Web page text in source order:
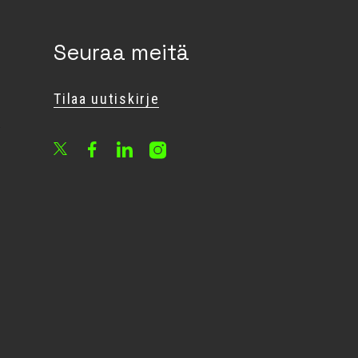
Seuraa meitä
Tilaa uutiskirje
FacebookLinkedInInstagram